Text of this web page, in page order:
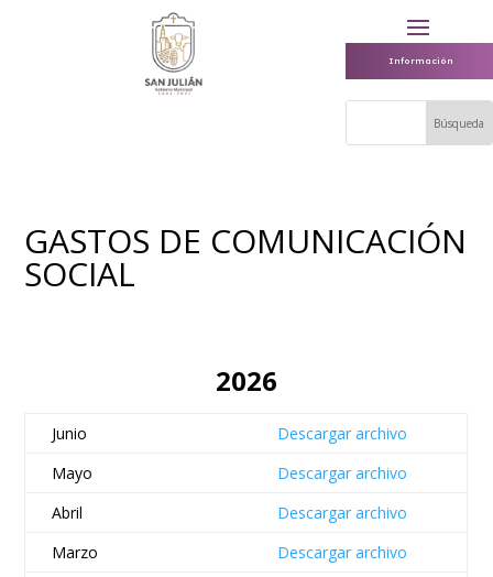
Información
GASTOS DE COMUNICACIÓN
SOCIAL
2026
Junio
Descargar archivo
Mayo
Descargar archivo
Abril
Descargar archivo
Marzo
Descargar archivo